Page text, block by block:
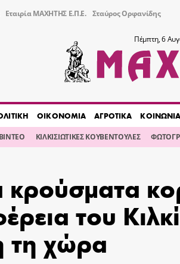
Εταιρία ΜΑΧΗΤΗΣ Ε.Π.Ε. Σταύρος Ορφανίδης
Πέμπτη, 6
ΟΙΚΟΝΟΜΙΑ ΑΓΡΟΤΙΚΑ ΚΟΙΝΩΝΙΑ
ΚΙΛΚΙΣΙΩΤΙΚΕΣ ΚΟΥΒΕΝΤΟΥΛΕΣ
κρούσματα
του
τη χώρα